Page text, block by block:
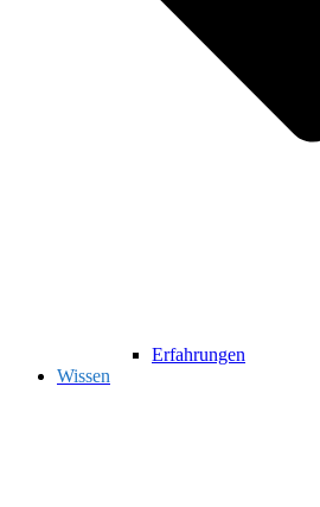
Erfahrungen
Wissen